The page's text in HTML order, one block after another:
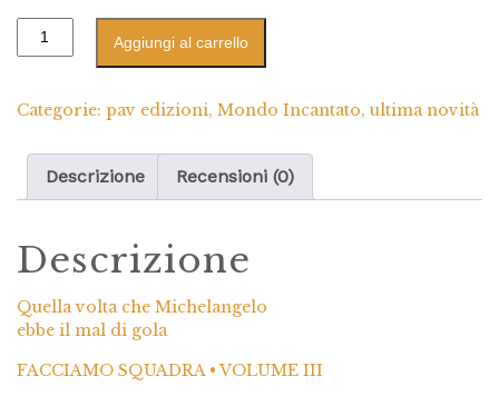
Aggiungi al carrello
Categorie: pav edizioni, Mondo Incantato, ultima novità
Descrizione Recensioni (0)
Descrizione
Quella volta che Michelangelo
ebbe il mal di gola
FACCIAMO SQUADRA • VOLUME III